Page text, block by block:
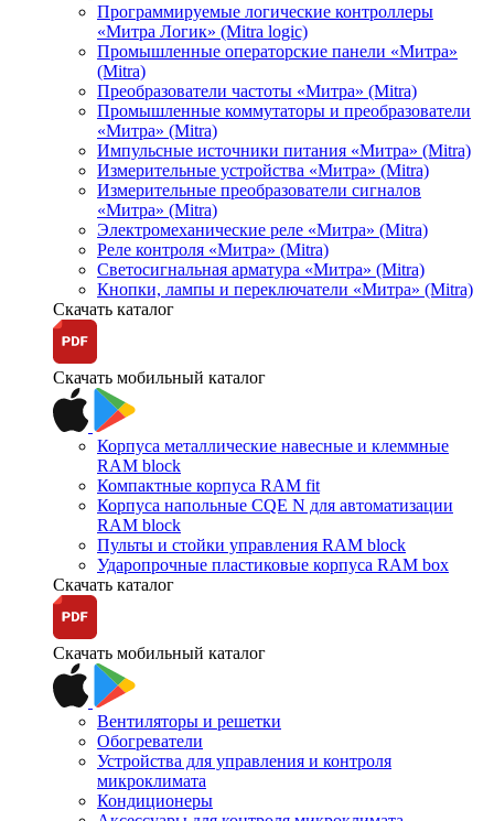
Программируемые логические контроллеры
«Митра Логик» (Mitra logic)
Промышленные операторские панели «Митра»
(Mitra)
Преобразователи частоты «Митра» (Mitra)
Промышленные коммутаторы и преобразователи
«Митра» (Mitra)
Импульсные источники питания «Митра» (Mitra)
Измерительные устройства «Митра» (Mitra)
Измерительные преобразователи сигналов
«Митра» (Mitra)
Электромеханические реле «Митра» (Mitra)
Реле контроля «Митра» (Mitra)
Светосигнальная арматура «Митра» (Mitra)
Кнопки, лампы и переключатели «Митра» (Mitra)
Скачать каталог
Скачать мобильный каталог
Корпуса металлические навесные и клеммные
RAM block
Компактные корпуса RAM fit
Корпуса напольные CQE N для автоматизации
RAM block
Пульты и стойки управления RAM block
Ударопрочные пластиковые корпуса RAM box
Скачать каталог
Скачать мобильный каталог
Вентиляторы и решетки
Обогреватели
Устройства для управления и контроля
микроклимата
Кондиционеры